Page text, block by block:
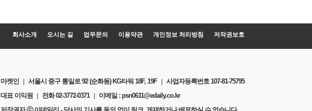
회사소개 오시는 길 업무문의 이용약관 개인정보 처리방침 저작권보호
마켓인 서울시 중구 통일로 92 (순화동) KG타워 18F, 19F
사업자등록번호 107-81-75795
대표 이익원
전화 02-3772-0371 이메일 : psn0611@edaily.co.kr